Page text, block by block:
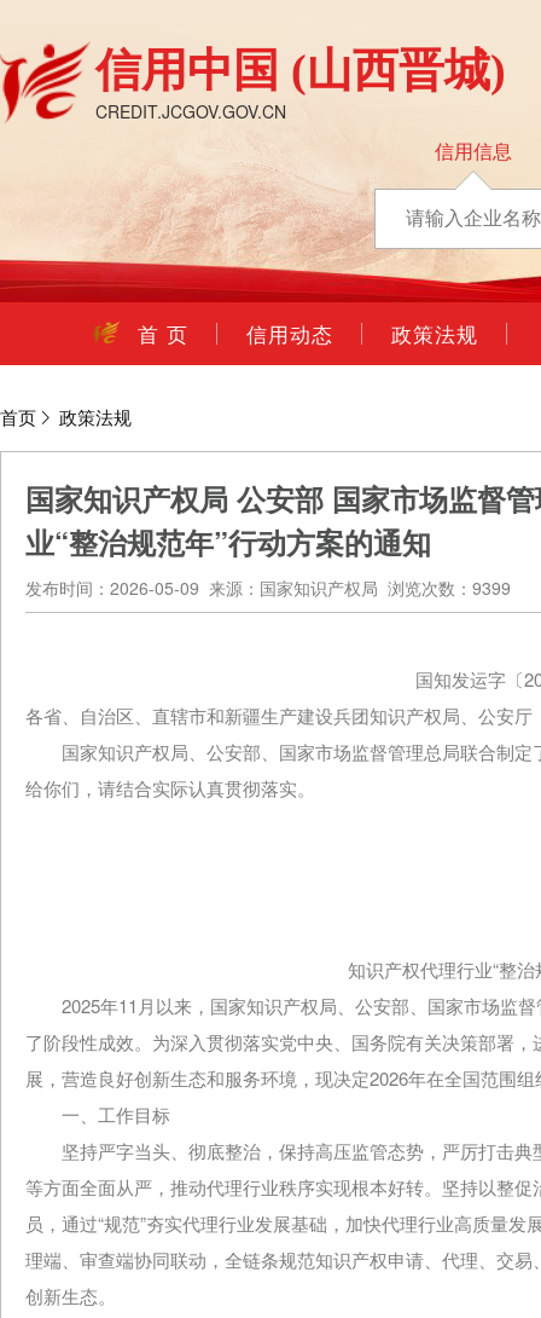
信用中国 (山西晋城)
CREDIT.JCGOV.GOV.CN
信用信息
首 页 信用动态 政策法规
首页 政策法规
国家知识产权局 公安部 国家市场监督
业“整治规范年”行动方案的通知
发布时间：2026-05-09 来源：国家知识产权局 浏览次数：9399
国知发运字〔
各省、自治区、直辖市和新疆生产建设兵团知识产权局、公安
国家知识产权局、公安部、国家市场监督管理总局联合制定
给你们，请结合实际认真贯彻落实。
知识产权代理行业“整
2025年11月以来，国家知识产权局、公安部、国家市场监
了阶段性成效。为深入贯彻落实党中央、国务院有关决策部署
展，营造良好创新生态和服务环境，现决定2026年在全国范围
一、工作目标
坚持严字当头、彻底整治，保持高压监管态势，严厉打击典
等方面全面从严，推动代理行业秩序实现根本好转。坚持以整
员，通过“规范”夯实代理行业发展基础，加快代理行业高质量
理端、审查端协同联动，全链条规范知识产权申请、代理、交
创新生态。